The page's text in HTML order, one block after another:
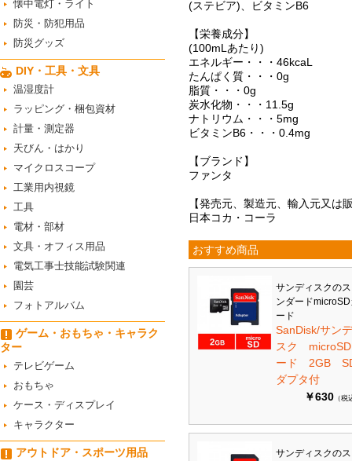
懐中電灯・ライト
防災・防犯用品
防災グッズ
DIY・工具・文具
温湿度計
ラッピング・梱包資材
計量・測定器
天びん・はかり
マイクロスコープ
工業用内視鏡
工具
電材・部材
文具・オフィス用品
電気工事士技能試験関連
園芸
フォトアルバム
ゲーム・おもちゃ・キャラク
ター
テレビゲーム
おもちゃ
ケース・ディスプレイ
キャラクター
アウトドア・スポーツ用品
(ステビア)、ビタミンB6
【栄養成分】
(100mLあたり)
エネルギー・・・46kcaL
たんぱく質・・・0g
脂質・・・0g
炭水化物・・・11.5g
ナトリウム・・・5mg
ビタミンB6・・・0.4mg
【ブランド】
ファンタ
【発売元、製造元、輸入元又は
日本コカ・コーラ
おすすめ商品
サンディスクの
ンダード
ード
SanDisk/サン
スク
ード 2GB
ダプタ付
￥630 （税
サンディスクの